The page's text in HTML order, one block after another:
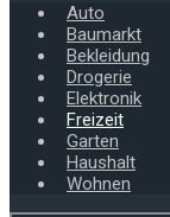
Auto
Baumarkt
Bekleidung
Drogerie
Elektronik
Freizeit
Garten
Haushalt
Wohnen